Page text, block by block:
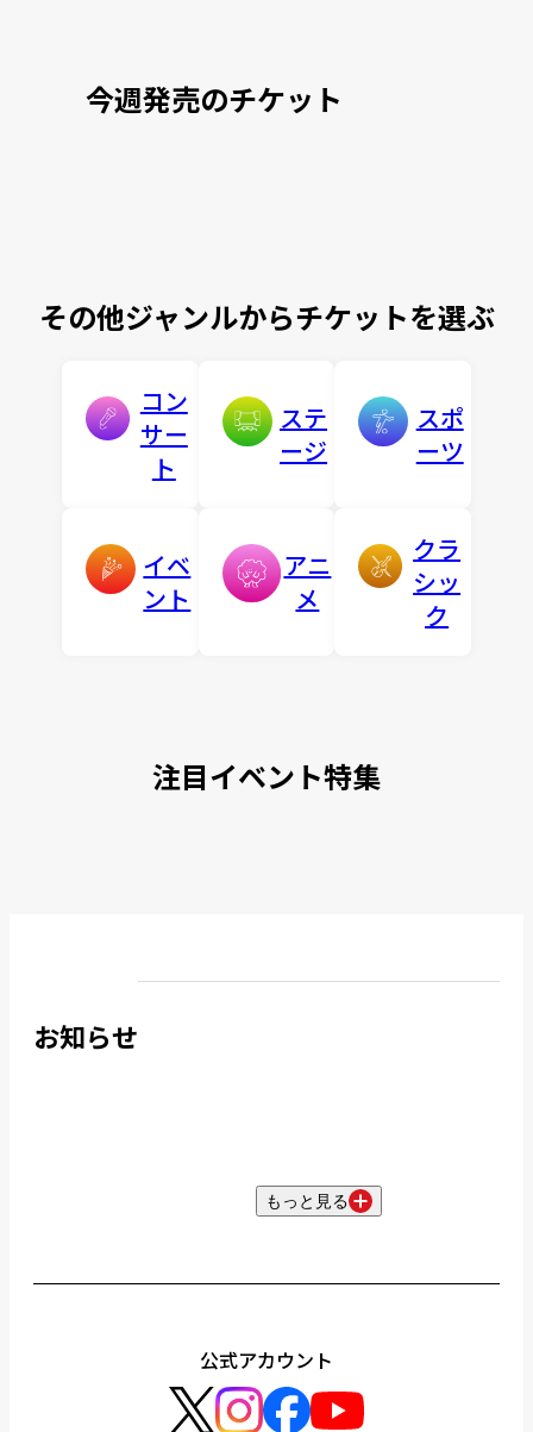
今週発売のチケット
その他ジャンルからチケットを選ぶ
コン
サー
ト
ステ
ージ
スポ
ーツ
イベ
ント
アニ
メ
クラ
シッ
ク
注目イベント特集
お知らせ
もっと見る
公式アカウント